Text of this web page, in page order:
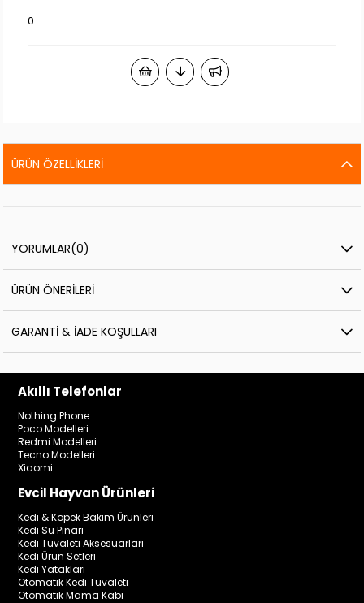
0
ÜRÜN ÖZELLIKLERI
YORUMLAR(0)
ÜRÜN ÖNERILERI
GARANTI & İADE KOŞULLARI
Akıllı Telefonlar
Nothing Phone
Poco Modelleri
Redmi Modelleri
Tecno Modelleri
Xiaomi
Evcil Hayvan Ürünleri
Kedi & Köpek Bakım Ürünleri
Kedi Su Pınarı
Kedi Tuvaleti Aksesuarları
Kedi Ürün Setleri
Kedi Yatakları
Otomatik Kedi Tuvaleti
Otomatik Mama Kabı